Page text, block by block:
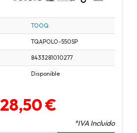
TOOQ
TQAPOLO-550SP
8433281010277
Disponible
28,50 €
*IVA Incluido